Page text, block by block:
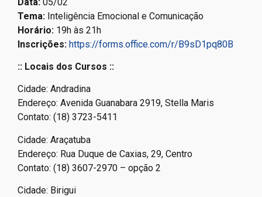
Tema: Inteligência Emocional e Comunicação
Horário: 19h às 21h
Inscrições: https://forms.office.com/r/B9sD1pq80B
:: Locais dos Cursos ::
Cidade: Andradina
Endereço: Avenida Guanabara 2919, Stella Maris
Contato: (18) 3723-5411
Cidade: Araçatuba
Endereço: Rua Duque de Caxias, 29, Centro
Contato: (18) 3607-2970 – opção 2
Cidade: Birigui